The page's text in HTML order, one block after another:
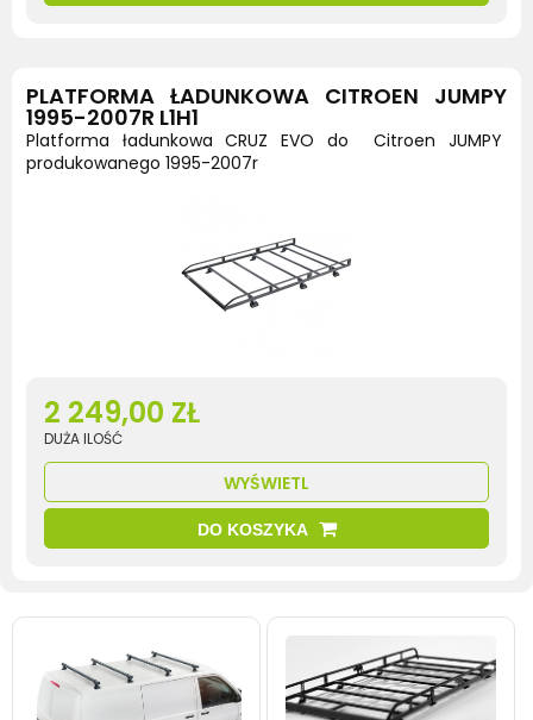
PLATFORMA ŁADUNKOWA CITROEN JUMPY
1995-2007R L1H1
Platforma ładunkowa CRUZ EVO do Citroen JUMPY
produkowanego 1995-2007r
2 249,00 ZŁ
DUŻA ILOŚĆ
WYŚWIETL
DO KOSZYKA